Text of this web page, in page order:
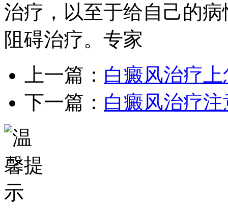
治疗，以至于给自己的
阻碍治疗。专家
上一篇： 白癜风治疗
下一篇： 白癜风治疗